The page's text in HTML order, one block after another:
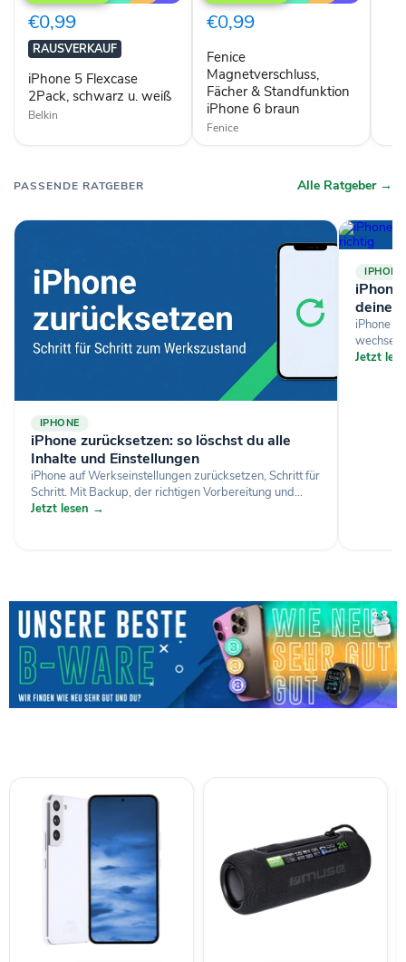
2Pack,
schwarz
u.
weiß
€0,99
RAUSVERKAUF
iPhone 5 Flexcase
2Pack, schwarz u. weiß
Belkin
&
Standfunktion
6
braun
€0,99
Fenice
Magnetverschluss,
Fächer & Standfunktion
iPhone 6 braun
Fenice
PASSENDE RATGEBER Alle Ratgeber →
IPHONE
iPhone zurücksetzen: so löschst du alle
Inhalte und Einstellungen
iPhone auf Werkseinstellungen zurücksetzen, Schritt für
Schritt. Mit Backup, der richtigen Vorbereitung und...
Jetzt lesen →
IPHONE
deine
iPhone
Jetzt